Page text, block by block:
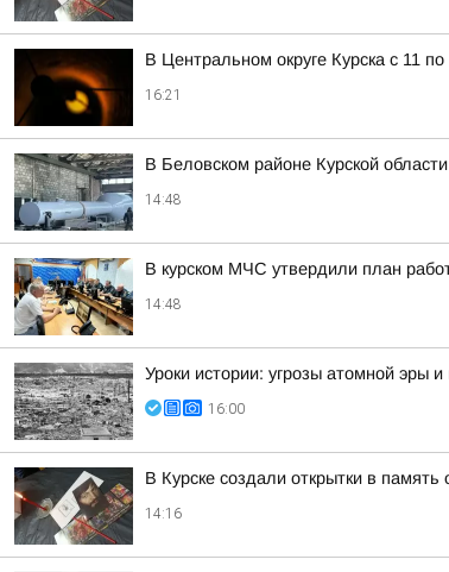
В Центральном округе Курска с 11
16:21
В Беловском районе Курской
14:48
В курском МЧС утвердили план
14:48
Уроки истории: угрозы атомной эры
16:00
В Курске создали открытки в
14:16